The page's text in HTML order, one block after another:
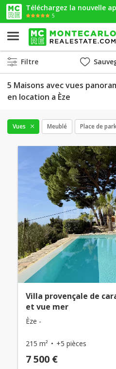
Téléchargez la nouvelle
5
Filtre
5 Maisons avec vues
en location a Èze
Vues Meublé Place de
Villa provençale de
et vue mer
Èze -
215 m² +5 pièces
7 500 €